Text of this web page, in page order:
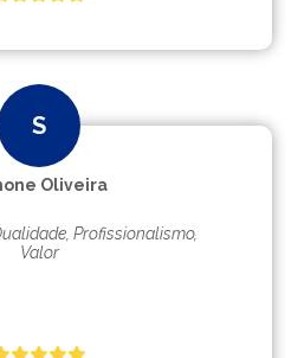
Oliveira
Profissionalismo,
Valor